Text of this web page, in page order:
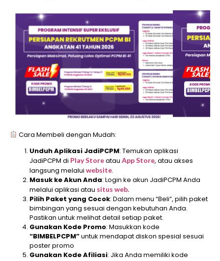
Cara Membeli dengan Mudah:
Unduh Aplikasi JadiPCPM: Temukan aplikasi
JadiPCPM di Play Storeatau App Store, atau akses
langsung melalui website.
Masuk ke Akun Anda: Login ke akun JadiPCPM Anda
melalui aplikasi atau situs web.
Pilih Paket yang Cocok: Dalam menu “Beli”, pilih paket
bimbingan yang sesuai dengan kebutuhan Anda.
Pastikan untuk melihat detail setiap paket.
Gunakan Kode Promo: Masukkan kode
“BIMBELPCPM”untuk mendapat diskon spesial sesuai
poster promo
Gunakan Kode Afiliasi: Jika Anda memiliki kode